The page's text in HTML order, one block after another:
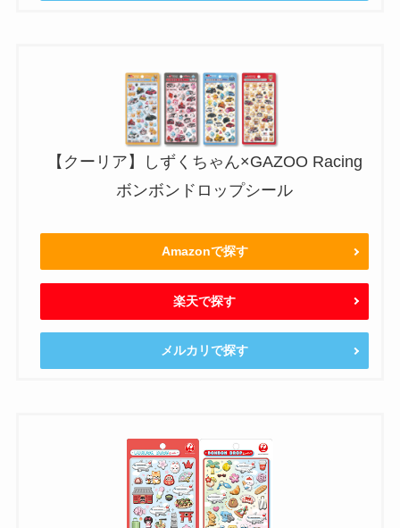
【クーリア】しずくちゃん×GAZOO Racing
ボンボンドロップシール
Amazonで探す
楽天で探す
メルカリで探す